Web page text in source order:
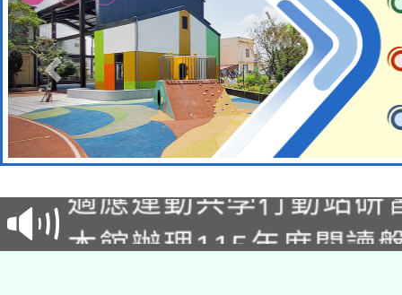
本校115學年度第2次
招甄選結果公告(無人
招)
本館辦理115年度閱讀